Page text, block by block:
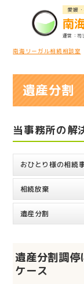
愛媛
南
司
南海リーガル相続相談室
遺産分割
当事務所の解
おひとり様の相続
相続放棄
遺産分割
遺産分割調
ケース